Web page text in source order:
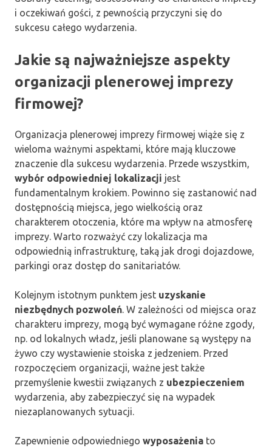
i oczekiwań gości, z pewnością przyczyni się do
sukcesu całego wydarzenia.
Jakie są najważniejsze aspekty
organizacji plenerowej imprezy
firmowej?
Organizacja plenerowej imprezy firmowej wiąże się z
wieloma ważnymi aspektami, które mają kluczowe
znaczenie dla sukcesu wydarzenia. Przede wszystkim,
wybór odpowiedniej lokalizacji jest
fundamentalnym krokiem. Powinno się zastanowić nad
dostępnością miejsca, jego wielkością oraz
charakterem otoczenia, które ma wpływ na atmosferę
imprezy. Warto rozważyć czy lokalizacja ma
odpowiednią infrastrukturę, taką jak drogi dojazdowe,
parkingi oraz dostęp do sanitariatów.
Kolejnym istotnym punktem jest uzyskanie
niezbędnych pozwoleń. W zależności od miejsca oraz
charakteru imprezy, mogą być wymagane różne zgody,
np. od lokalnych władz, jeśli planowane są występy na
żywo czy wystawienie stoiska z jedzeniem. Przed
rozpoczęciem organizacji, ważne jest także
przemyślenie kwestii związanych z ubezpieczeniem
wydarzenia, aby zabezpieczyć się na wypadek
niezaplanowanych sytuacji.
Zapewnienie odpowiedniego wyposażenia to